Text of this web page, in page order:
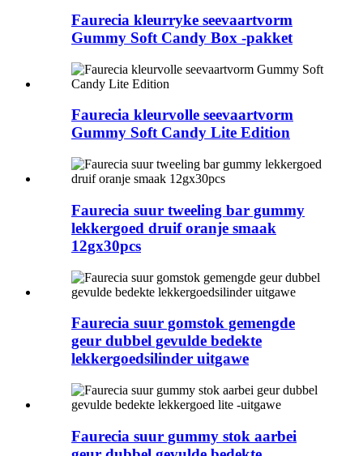
Faurecia kleurryke seevaartvorm
Gummy Soft Candy Box -pakket
Faurecia kleurvolle seevaartvorm
Gummy Soft Candy Lite Edition
Faurecia suur tweeling bar gummy
lekkergoed druif oranje smaak
12gx30pcs
Faurecia suur gomstok gemengde
geur dubbel gevulde bedekte
lekkergoedsilinder uitgawe
Faurecia suur gummy stok aarbei